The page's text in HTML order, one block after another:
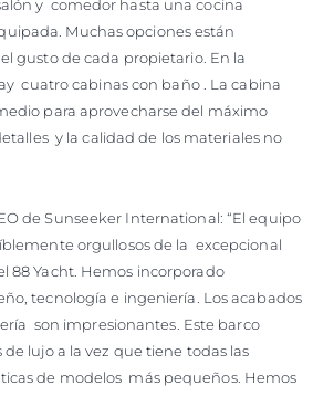
y comedor hasta una cocina
Muchas opciones están
gusto de cada propietario. En la
cuatro cabinas con baño . La cabina
para aprovecharse del máximo
y la calidad de los materiales no
de Sunseeker International: “El equipo
orgullosos de la excepcional
88 Yacht. Hemos incorporado
tecnología e ingeniería. Los acabados
son impresionantes. Este barco
de lujo a la vez que tiene todas las
de modelos más pequeños. Hemos